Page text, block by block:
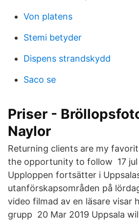
Von platens
Stemi betyder
Dispens strandskydd
Saco se
Priser -
Naylor
Returning clients are my
the opportunity to follow 17 jul
Upploppen fortsätter i
utanförskapsområden på
video filmad av en läsare visar
grupp 20 Mar 2019 Uppsala